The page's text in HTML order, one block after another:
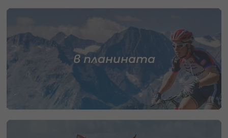
в планината